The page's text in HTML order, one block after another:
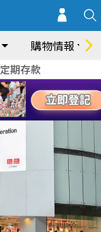
購物情報
定期存款